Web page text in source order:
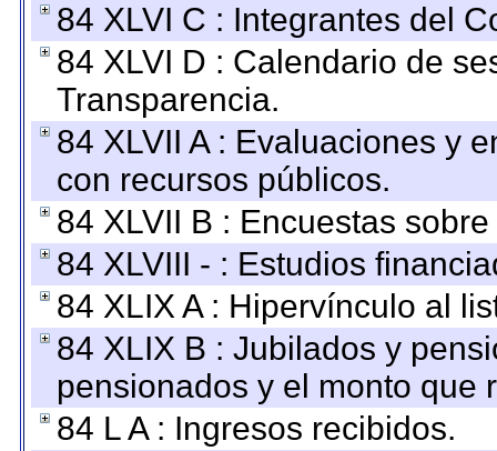
84 XLVI C : Integrantes del
84 XLVI D : Calendario de
Transparencia.
84 XLVII A : Evaluaciones y
con recursos públicos.
84 XLVII B : Encuestas
84 XLVIII - : Estudios
84 XLIX A : Hipervínculo al
84 XLIX B : Jubilados y
pensionados y el monto que
84 L A : Ingresos recibidos.